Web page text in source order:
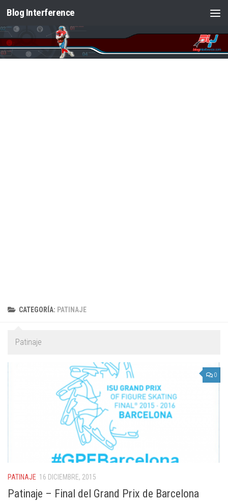
Saltar al contenido
Blog Interference
CATEGORÍA: PATINAJE
Patinaje
0
PATINAJE 16 DICIEMBRE, 2015
Patinaje – Final del Grand Prix de Barcelona